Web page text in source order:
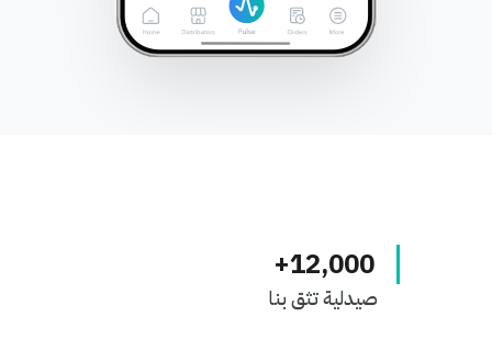
12,000
+
صيدلية تثق بنا